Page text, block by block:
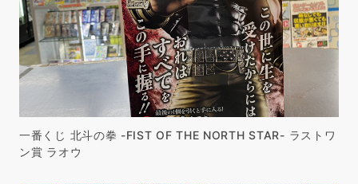
一番くじ 北斗の拳 -FIST OF THE NORTH STAR- ラストワ
ン賞 ラオウ